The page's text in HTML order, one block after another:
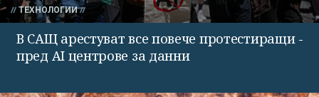
ТЕХНОЛОГИИ
В САЩ арестуват все повече протестиращи -
пред AI центрове за данни